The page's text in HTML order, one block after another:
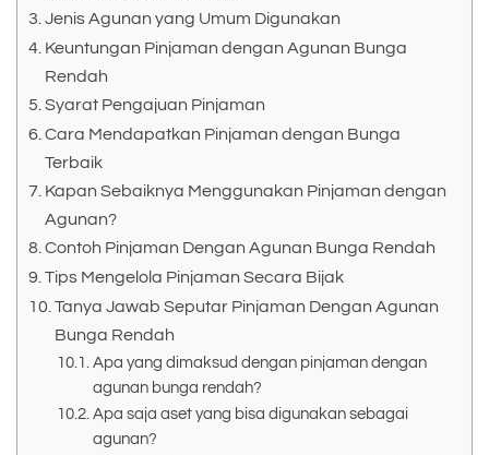
Jenis Agunan yang Umum Digunakan
Keuntungan Pinjaman dengan Agunan Bunga
Rendah
Syarat Pengajuan Pinjaman
Cara Mendapatkan Pinjaman dengan Bunga
Terbaik
Kapan Sebaiknya Menggunakan Pinjaman dengan
Agunan?
Contoh Pinjaman Dengan Agunan Bunga Rendah
Tips Mengelola Pinjaman Secara Bijak
Tanya Jawab Seputar Pinjaman Dengan Agunan
Bunga Rendah
Apa yang dimaksud dengan pinjaman dengan
agunan bunga rendah?
Apa saja aset yang bisa digunakan sebagai
agunan?